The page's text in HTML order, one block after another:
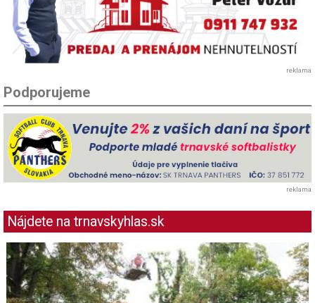
reklama
Podporujeme
reklama
Nájdete na trnavskyhlas.sk